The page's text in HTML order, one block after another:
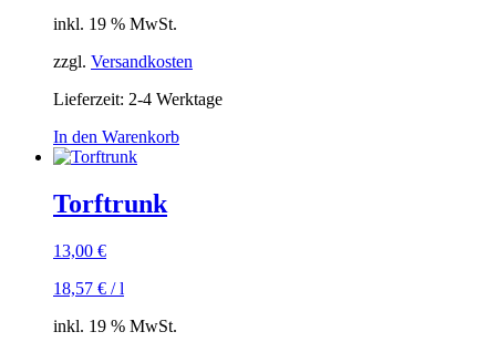
inkl. 19 % MwSt.
zzgl. Versandkosten
Lieferzeit: 2-4 Werktage
In den Warenkorb
Torftrunk
13,00 €
18,57 € /l
inkl. 19 % MwSt.